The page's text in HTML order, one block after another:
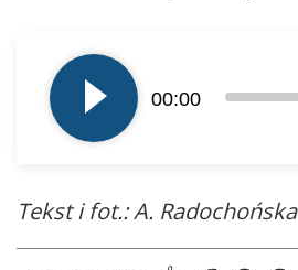
plików
dźwiękowych
00:00
Tekst i fot.: A. Radochońska